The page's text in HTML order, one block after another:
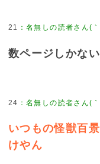
21 ：名無しの読者さん(
数ページしかな
24 ：名無しの読者さん(
いつもの怪獣百
けやん